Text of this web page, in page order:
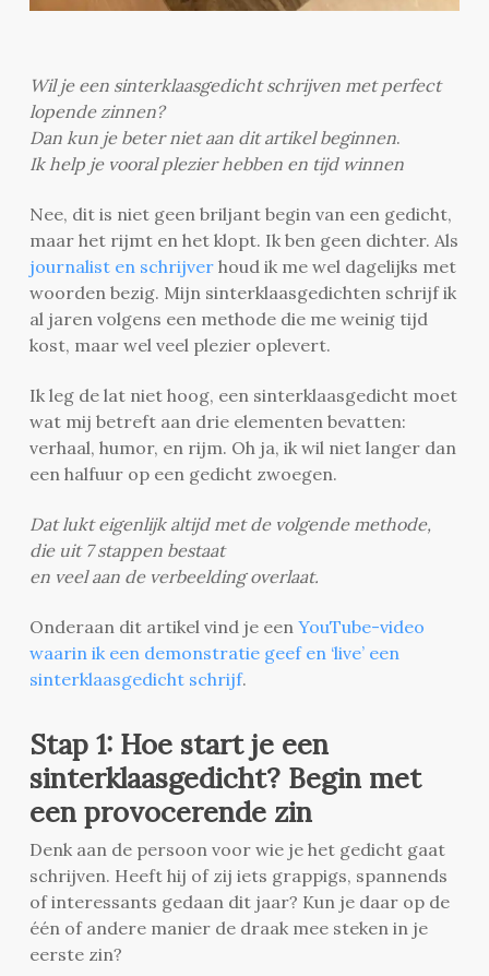
Wil je een sinterklaasgedicht schrijven met perfect
lopende zinnen?
Dan kun je beter niet aan dit artikel beginnen.
Ik help je vooral plezier hebben en tijd winnen
Nee, dit is niet geen briljant begin van een gedicht,
maar het rijmt en het klopt. Ik ben geen dichter. Als
journalist en schrijverhoud ik me wel dagelijks met
woorden bezig. Mijn sinterklaasgedichten schrijf ik
al jaren volgens een methode die me weinig tijd
kost, maar wel veel plezier oplevert.
Ik leg de lat niet hoog, een sinterklaasgedicht moet
wat mij betreft aan drie elementen bevatten:
verhaal, humor, en rijm. Oh ja, ik wil niet langer dan
een halfuur op een gedicht zwoegen.
Dat lukt eigenlijk altijd met de volgende methode,
die uit 7 stappen bestaat
en veel aan de verbeelding overlaat.
Onderaan dit artikel vind je een YouTube-video
waarin ik een demonstratie geef en ‘live’ een
sinterklaasgedicht schrijf.
Stap 1: Hoe start je een
sinterklaasgedicht? Begin met
een provocerende zin
Denk aan de persoon voor wie je het gedicht gaat
schrijven. Heeft hij of zij iets grappigs, spannends
of interessants gedaan dit jaar? Kun je daar op de
één of andere manier de draak mee steken in je
eerste zin?